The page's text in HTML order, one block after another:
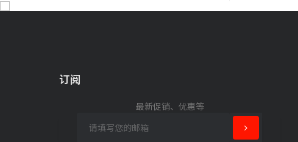
No Brand
开明出版社
订阅
最新促销、优惠等